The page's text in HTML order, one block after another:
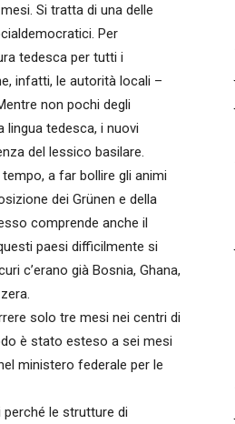
Si tratta di una delle
Per
tedesca per tutti i
infatti, le autorità locali –
non pochi degli
lingua tedesca, i nuovi
del lessico basilare.
a far bollire gli animi
dei Grünen e della
comprende anche il
paesi difficilmente si
c’erano già Bosnia, Ghana,
solo tre mesi nei centri di
è stato esteso a sei mesi
ministero federale per le
le strutture di